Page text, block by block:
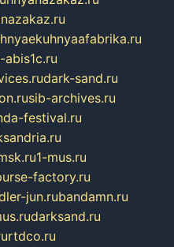
abis1c.ru
dark-sand.ru
sib-archives.ru
festival.ru
1-mus.ru
factory.ru
jun.rubandamn.ru
darksand.ru
rtdco.ru